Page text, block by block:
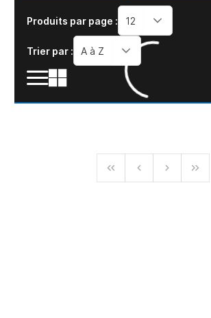
Produits par page : 12
Trier par : A à Z